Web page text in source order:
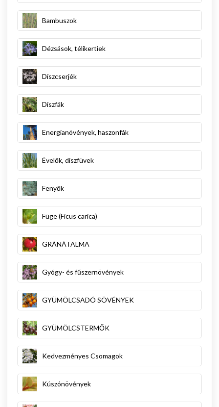
Bambuszok
Dézsások, télikertiek
Díszcserjék
Díszfák
Energianövények, haszonfák
Évelők, díszfüvek
Fenyők
Füge (Ficus carica)
GRÁNÁTALMA
Gyógy- és fűszernövények
GYÜMÖLCSADÓ SÖVÉNYEK
GYÜMÖLCSTERMŐK
Kedvezményes Csomagok
Kúszónövények